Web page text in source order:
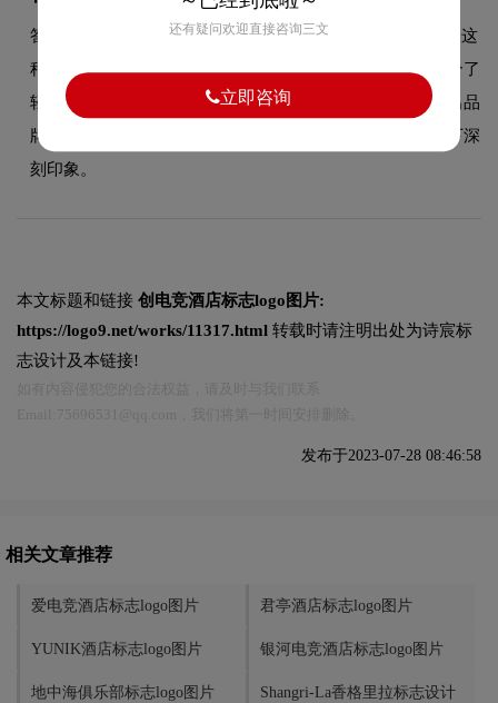
答：创电竞酒店品牌logo整体呈现出轻奢高端的设计风格。这
种风格在酒店领域具有较好的适用性，设计师在标志中融合了
轻奢高端的核心手法，既符合行业的一般审美特征，又突出品
牌的独特个性，能够在众多竞品中脱颖而出，给消费者留下深
刻印象。
本文标题和链接 创电竞酒店标志logo图片:
https://logo9.net/works/11317.html 转载时请注明出处为诗宸标
志设计及本链接!
发布于2023-07-28 08:46:58
相关文章推荐
爱电竞酒店标志logo图片 君亭酒店标志logo图片
YUNIK酒店标志logo图片 银河电竞酒店标志logo图片
地中海俱乐部标志logo图片
Shangri-La香格里拉标志设计
还有疑问欢迎直接咨询三文
立即咨询